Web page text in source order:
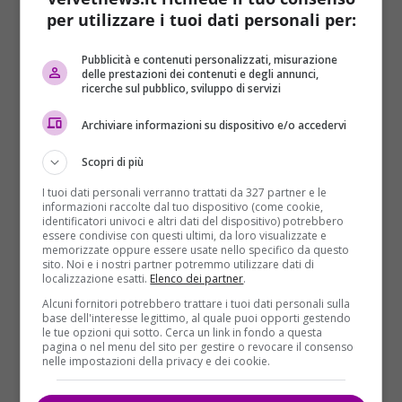
Jennifer Lopez (24/07/1969)
VERGINE
Cari Vergine, questa è un’estate
malinconica per voi, tornate
continuamente al passato con la
vostra mente. Iniziate a pensare al presente,
per utilizzare i tuoi dati personali per:
Pubblicità e contenuti personalizzati, misurazione
delle prestazioni dei contenuti e degli annunci,
ricerche sul pubblico, sviluppo di servizi
Archiviare informazioni su dispositivo e/o accedervi
Scopri di più
I tuoi dati personali verranno trattati da 327 partner e le
informazioni raccolte dal tuo dispositivo (come cookie,
identificatori univoci e altri dati del dispositivo) potrebbero
essere condivise con questi ultimi, da loro visualizzate e
memorizzate oppure essere usate nello specifico da questo
sito. Noi e i nostri partner potremmo utilizzare dati di
localizzazione esatti. Elenco dei partner.
Alcuni fornitori potrebbero trattare i tuoi dati personali sulla
base dell'interesse legittimo, al quale puoi opporti gestendo
le tue opzioni qui sotto. Cerca un link in fondo a questa
pagina o nel menu del sito per gestire o revocare il consenso
nelle impostazioni della privacy e dei cookie.